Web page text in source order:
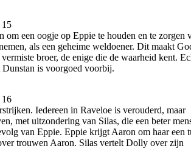
om een ​​oogje op Eppie te houden en te zorgen
als een geheime weldoener. Dit maakt
broer, de enige die de waarheid kent.
Dunstan is voorgoed voorbij.
Iedereen in Raveloe is verouderd, maar
met uitzondering van Silas, die een beter
van Eppie. Eppie krijgt Aaron om haar een
trouwen Aaron. Silas vertelt Dolly over zijn